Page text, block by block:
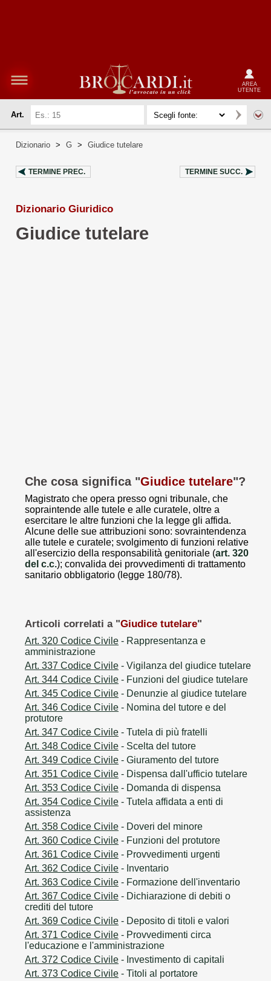
AREA
UTENTE
Art.
Dizionario > G > Giudice tutelare
TERMINE PREC. TERMINE SUCC.
Dizionario Giuridico
Giudice tutelare
Che cosa significa "Giudice tutelare"?
Magistrato che opera presso ogni tribunale, che
sopraintende alle tutele e alle curatele, oltre a
esercitare le altre funzioni che la legge gli affida.
Alcune delle sue attribuzioni sono: sovraintendenza
alle tutele e curatele; svolgimento di funzioni relative
all'esercizio della responsabilità genitoriale (art. 320
del c.c.); convalida dei provvedimenti di trattamento
sanitario obbligatorio (legge 180/78).
Articoli correlati a "Giudice tutelare"
Art. 320 Codice Civile - Rappresentanza e
amministrazione
Art. 337 Codice Civile - Vigilanza del giudice tutelare
Art. 344 Codice Civile - Funzioni del giudice tutelare
Art. 345 Codice Civile - Denunzie al giudice tutelare
Art. 346 Codice Civile - Nomina del tutore e del
protutore
Art. 347 Codice Civile - Tutela di più fratelli
Art. 348 Codice Civile - Scelta del tutore
Art. 349 Codice Civile - Giuramento del tutore
Art. 351 Codice Civile - Dispensa dall'ufficio tutelare
Art. 353 Codice Civile - Domanda di dispensa
Art. 354 Codice Civile - Tutela affidata a enti di
assistenza
Art. 358 Codice Civile - Doveri del minore
Art. 360 Codice Civile - Funzioni del protutore
Art. 361 Codice Civile - Provvedimenti urgenti
Art. 362 Codice Civile - Inventario
Art. 363 Codice Civile - Formazione dell'inventario
Art. 367 Codice Civile - Dichiarazione di debiti o
crediti del tutore
Art. 369 Codice Civile - Deposito di titoli e valori
Art. 371 Codice Civile - Provvedimenti circa
l'educazione e l'amministrazione
Art. 372 Codice Civile - Investimento di capitali
Art. 373 Codice Civile - Titoli al portatore